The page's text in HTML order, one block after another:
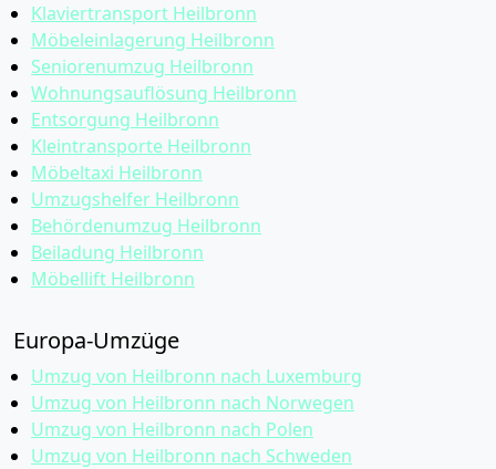
Klaviertransport Heilbronn
Möbeleinlagerung Heilbronn
Seniorenumzug Heilbronn
Wohnungsauflösung Heilbronn
Entsorgung Heilbronn
Kleintransporte Heilbronn
Möbeltaxi Heilbronn
Umzugshelfer Heilbronn
Behördenumzug Heilbronn
Beiladung Heilbronn
Möbellift Heilbronn
Europa-Umzüge
Umzug von Heilbronn nach Luxemburg
Umzug von Heilbronn nach Norwegen
Umzug von Heilbronn nach Polen
Umzug von Heilbronn nach Schweden